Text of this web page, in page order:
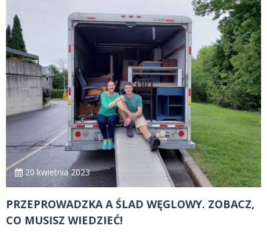
20 kwietnia 2023
PRZEPROWADZKA A ŚLAD WĘGLOWY. ZOBACZ,
CO MUSISZ WIEDZIEĆ!